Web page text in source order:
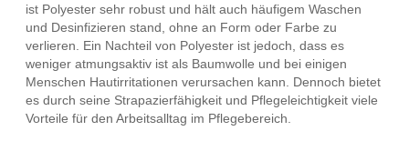
ist Polyester sehr robust und hält auch häufigem Waschen
und Desinfizieren stand, ohne an Form oder Farbe zu
verlieren. Ein Nachteil von Polyester ist jedoch, dass es
weniger atmungsaktiv ist als Baumwolle und bei einigen
Menschen Hautirritationen verursachen kann. Dennoch bietet
es durch seine Strapazierfähigkeit und Pflegeleichtigkeit viele
Vorteile für den Arbeitsalltag im Pflegebereich.